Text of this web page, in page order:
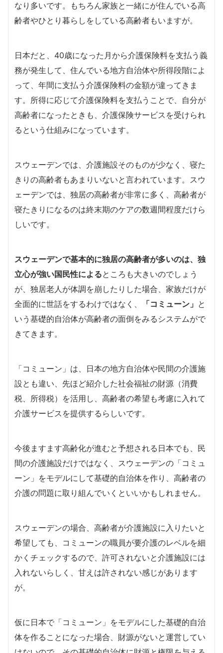
なり多いです。もちろん家族と一緒にが住んでいる高
齢者やひとり暮らしをしている高齢者もいますが。
日本だと、40歳になった月から介護保険料を支払う義
務が発生して、住んでいる地方自治体や所得段階によ
って、年間に支払う介護保険料の金額が違ってきま
す。所得に応じて介護保険料を支払うことで、自分が
高齢者になったときも、介護保険サービスを受けられ
るという仕組みになっています。
スウェーデンでは、介護施設そのものが少なく、寝た
きりの高齢者もあまりいないと言われています。スウ
ェーデンでは、独居の高齢者が非常に多く、高齢者が
寝たきりになるのは終末期のケアの数週間程度だけら
しいです。
スウェーデンで基本的に独居の高齢者が多いのは、独
立心が強い国民性によるところも大きいのでしょう
が、独居老人が体調を崩したりした場合、家族だけが
全面的に世話をするわけではなく、
「コミューン」 と
いう基礎的自治体が高齢者の面倒をみるシステムがで
きてきます。
「コミューン」は、日本の地方自治体や民間の介護施
設とも違い、先ほど紹介した社会福祉の財源（消費
税、所得税）を活用し、高齢者の希望も考慮に入れて
介護サービスを提供するらしいです。
今後ますます高齢化が進むと予想される日本でも、民
間の介護施設だけではなく、スウェーデンの「コミュ
ーン」をモデルにして基礎的自治体を作り、高齢者の
介護の問題に取り組んでいくといいかもしれません。
スウェーデンの場合、高齢者が介護施設に入りたいと
希望しても、コミューンの職員が要介護のレベルを細
かくチェックするので、許可されないと介護施設には
入れないらしく、甘えは許されない感じがあります
が。
仮に日本で「コミューン」をモデルにした基礎的自治
体を作ることになった場合、財源がないと運営してい